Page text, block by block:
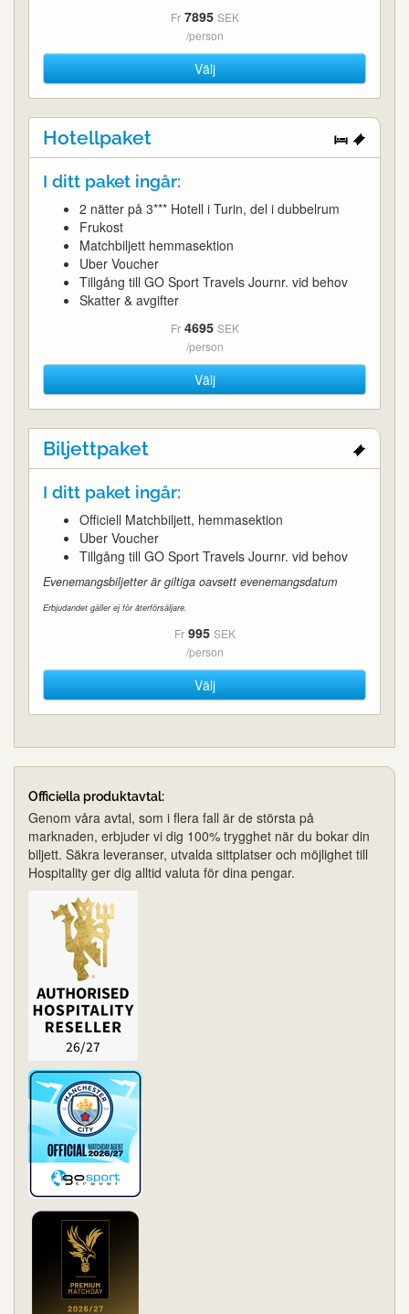
Fr 7895 SEK
/person
Välj
Hotellpaket
I ditt paket ingår:
2 nätter på 3*** Hotell i Turin, del i dubbelrum
Frukost
Matchbiljett hemmasektion
Uber Voucher
Tillgång till GO Sport Travels Journr. vid behov
Skatter & avgifter
Fr 4695 SEK
/person
Välj
Biljettpaket
I ditt paket ingår:
Officiell Matchbiljett, hemmasektion
Uber Voucher
Tillgång till GO Sport Travels Journr. vid behov
Evenemangsbiljetter är giltiga oavsett evenemangsdatum
Erbjudandet gäller ej för återförsäljare.
Fr 995 SEK
/person
Välj
Officiella produktavtal:
Genom våra avtal, som i flera fall är de största på
marknaden, erbjuder vi dig 100% trygghet när du bokar din
biljett. Säkra leveranser, utvalda sittplatser och möjlighet till
Hospitality ger dig alltid valuta för dina pengar.